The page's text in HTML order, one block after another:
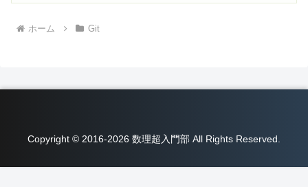
ホーム Git
Copyright © 2016-2026 数理超入門部 All Rights Reserved.